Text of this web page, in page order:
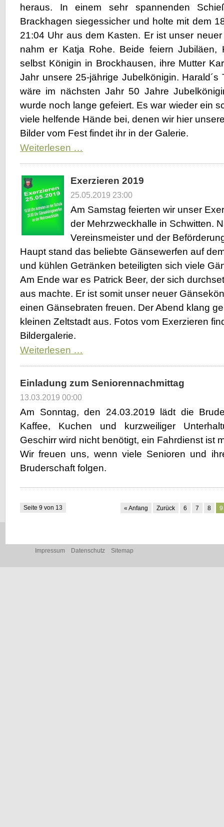
heraus. In einem sehr spannenden
Brackhagen siegessicher und holte mit dem
21:04 Uhr aus dem Kasten. Er ist unser
nahm er Katja Rohe. Beide feiern Jubiläen,
selbst Königin in Brockhausen, ihre Mutter
Jahr unsere 25-jährige Jubelkönigin. Harald´s
wäre im nächsten Jahr 50 Jahre
wurde noch lange gefeiert. Es war wieder ein
viele helfende Hände bei, denen wir hier
Bilder vom Fest findet ihr in der Galerie.
Weiterlesen …haben
-
2019
Exerzieren 2019
25.05.2019 23:00
Am Samstag feierten wir unser
der Mehrzweckhalle in Schwitten.
Vereinsmeister und der
Haupt stand das beliebte Gänsewerfen auf
und kühlen Getränken beteiligten sich viele
Am Ende war es Patrick Beer, der sich
aus machte. Er ist somit unser neuer
einen Gänsebraten freuen. Der Abend klang
kleinen Zeltstadt aus. Fotos vom Exerzieren
Bildergalerie.
Weiterlesen …2019
Einladung zum Seniorennachmittag
13.03.2019 00:00
Am Sonntag, den 24.03.2019 lädt die
Kaffee, Kuchen und kurzweiliger
Geschirr wird nicht benötigt, ein Fahrdienst ist
Wir freuen uns, wenn viele Senioren und
Bruderschaft folgen.
Seite 9 von 13 « Anfang Zurück 6 7 8 9
Navigation
überspringenImpressum Datenschutz Sitemap